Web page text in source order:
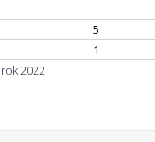
5
1
2022